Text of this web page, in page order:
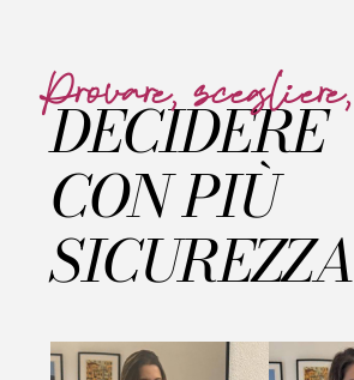
DECIDERE
CON PIÙ
SICUREZZA
Provare, scegliere,